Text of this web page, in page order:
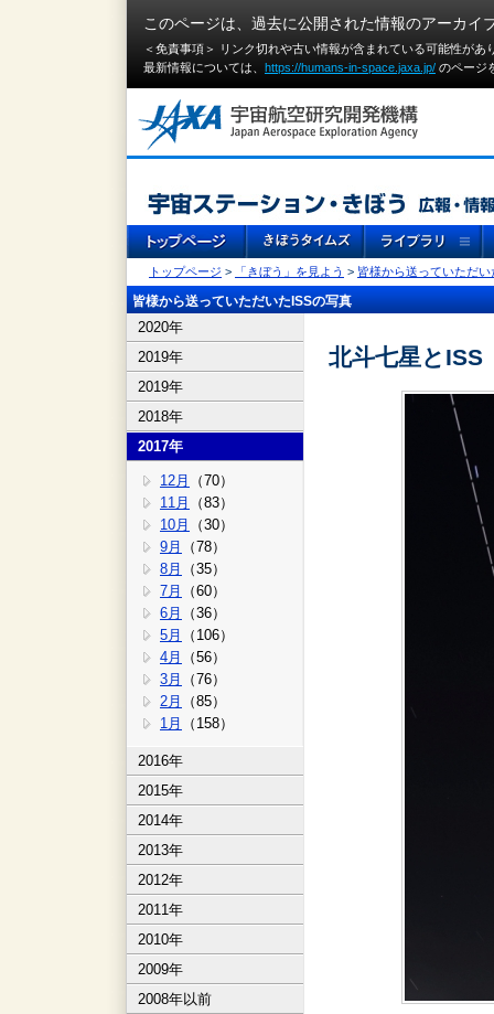
このページは、過去に公開された情報のアーカイ
＜免責事項＞ リンク切れや古い情報が含まれている可能性が
最新情報については、 https://humans-in-space.jaxa.jp/ のページ
トップページ > 「きぼう」を見よう > 皆様から送っていただい
皆様から送っていただいたISSの写真
2020年
2019年
2019年
2018年
2017年
12月
（70）
11月
（83）
10月
（30）
9月
（78）
8月
（35）
7月
（60）
6月
（36）
5月
（106）
4月
（56）
3月
（76）
2月
（85）
1月
（158）
2016年
2015年
2014年
2013年
2012年
2011年
2010年
2009年
2008年以前
北斗七星とISS